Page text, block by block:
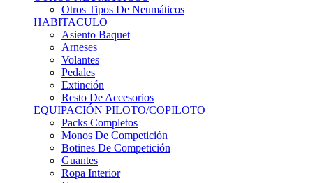
Otros Tipos De Neumáticos
HABITACULO
Asiento Baquet
Arneses
Volantes
Pedales
Extinción
Resto De Accesorios
EQUIPACIÓN PILOTO/COPILOTO
Packs Completos
Monos De Competición
Botines De Competición
Guantes
Ropa Interior